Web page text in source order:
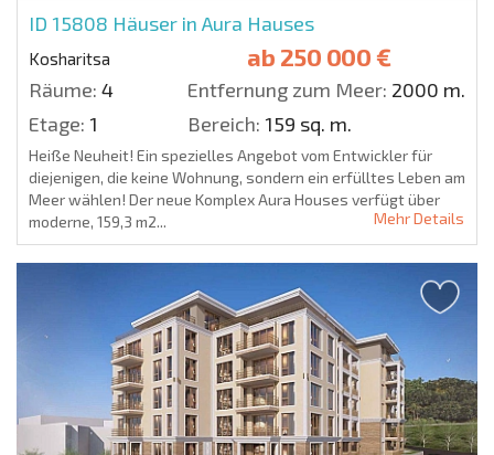
ID 15808 Häuser in Aura Hauses
Kosharitsa ab 250 000 €
Räume: 4 Entfernung zum Meer: 2000 m.
Etage: 1 Bereich: 159 sq. m.
Heiße Neuheit! Ein spezielles Angebot vom Entwickler für
diejenigen, die keine Wohnung, sondern ein erfülltes Leben am
Meer wählen! Der neue Komplex Aura Houses verfügt über
moderne, 159,3 m2...
Mehr Details